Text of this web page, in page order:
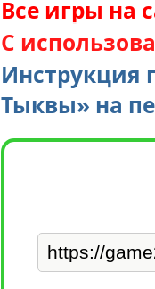
Все игры на
С
Инструкция
Тыквы» на